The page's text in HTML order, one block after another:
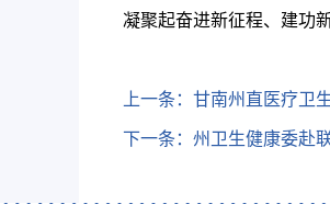
凝聚起奋进新征程、建功
上一条： 甘南州直医疗卫
下一条： 州卫生健康委赴